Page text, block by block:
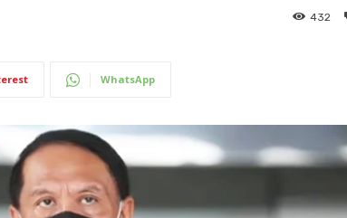
432
WhatsApp